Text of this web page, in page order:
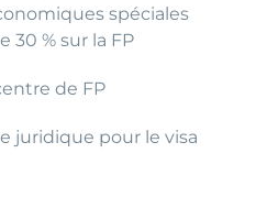
spéciales
% sur la FP
de FP
juridique pour le visa